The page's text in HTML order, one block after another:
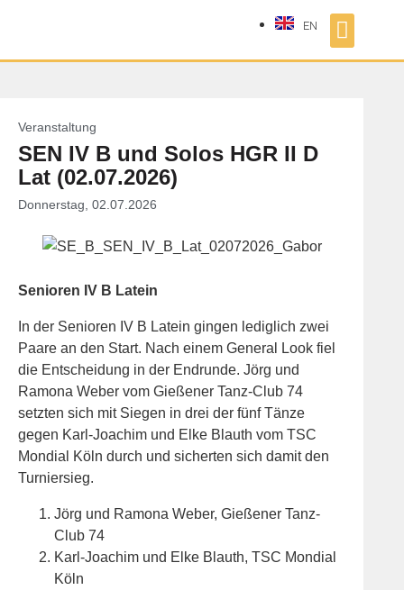
EN
Veranstaltung
SEN IV B und Solos HGR II D
Lat (02.07.2026)
Donnerstag, 02.07.2026
Senioren IV B Latein
In der Senioren IV B Latein gingen lediglich zwei
Paare an den Start. Nach einem General Look fiel
die Entscheidung in der Endrunde. Jörg und
Ramona Weber vom Gießener Tanz-Club 74
setzten sich mit Siegen in drei der fünf Tänze
gegen Karl-Joachim und Elke Blauth vom TSC
Mondial Köln durch und sicherten sich damit den
Turniersieg.
Jörg und Ramona Weber, Gießener Tanz-
Club 74
Karl-Joachim und Elke Blauth, TSC Mondial
Köln